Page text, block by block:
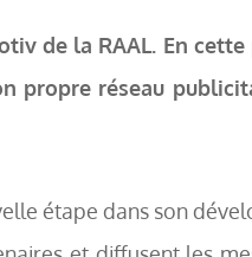
de la RAAL. En
propre réseau
étape dans son